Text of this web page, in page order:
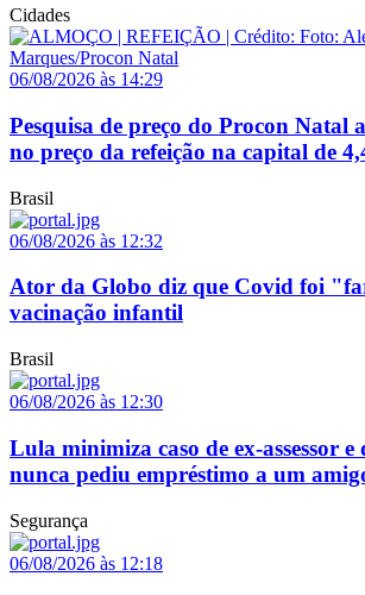
Cidades
06/08/2026 às 14:29
Pesquisa de preço do Procon Natal
no preço da refeição na capital de
Brasil
06/08/2026 às 12:32
Ator da Globo diz que Covid foi
vacinação infantil
Brasil
06/08/2026 às 12:30
Lula minimiza caso de ex-assessor
nunca pediu empréstimo a um
Segurança
06/08/2026 às 12:18